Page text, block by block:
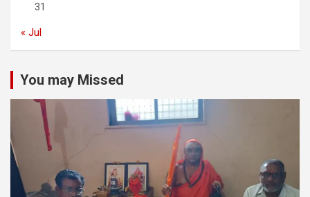
31
« Jul
You may Missed